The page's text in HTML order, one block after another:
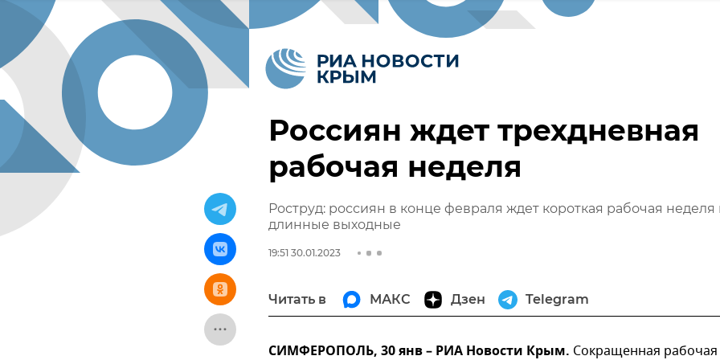
Россиян ждет трехдневная
рабочая неделя
Роструд: россиян в конце февраля ждет короткая рабочая неделя
длинные выходные
19:51 30.01.2023
Читать в МАКС Дзен Telegram
СИМФЕРОПОЛЬ, 30 янв – РИА Новости Крым. Сокращенная рабочая